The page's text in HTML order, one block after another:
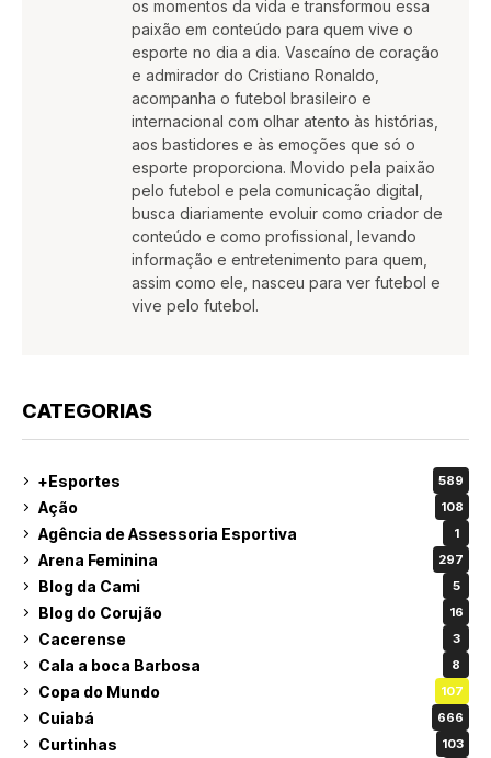
os momentos da vida e transformou essa
paixão em conteúdo para quem vive o
esporte no dia a dia. Vascaíno de coração
e admirador do Cristiano Ronaldo,
acompanha o futebol brasileiro e
internacional com olhar atento às histórias,
aos bastidores e às emoções que só o
esporte proporciona. Movido pela paixão
pelo futebol e pela comunicação digital,
busca diariamente evoluir como criador de
conteúdo e como profissional, levando
informação e entretenimento para quem,
assim como ele, nasceu para ver futebol e
vive pelo futebol.
CATEGORIAS
+Esportes 589
Ação 108
Agência de Assessoria Esportiva 1
Arena Feminina 297
Blog da Cami 5
Blog do Corujão 16
Cacerense 3
Cala a boca Barbosa 8
Copa do Mundo 107
Cuiabá 666
Curtinhas 103